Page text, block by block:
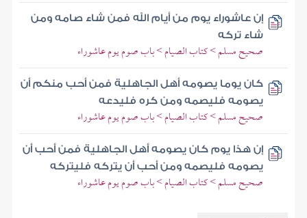
إن عاشوراء يوم من أيام الله فمن شاء صامه ومن
شاء تركه
صحيح مسلم > كتاب الصيام > باب صوم يوم عاشوراء
كان يوما يصومه أهل الجاهلية فمن أحب منكم أن
يصومه فليصمه ومن كره فليدعه
صحيح مسلم > كتاب الصيام > باب صوم يوم عاشوراء
إن هذا يوم كان يصومه أهل الجاهلية فمن أحب أن
يصومه فليصمه ومن أحب أن يتركه فليتركه
صحيح مسلم > كتاب الصيام > باب صوم يوم عاشوراء